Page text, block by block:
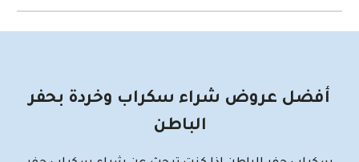
أفضل عروض شراء سكراب وخردة بحفر
الباطن